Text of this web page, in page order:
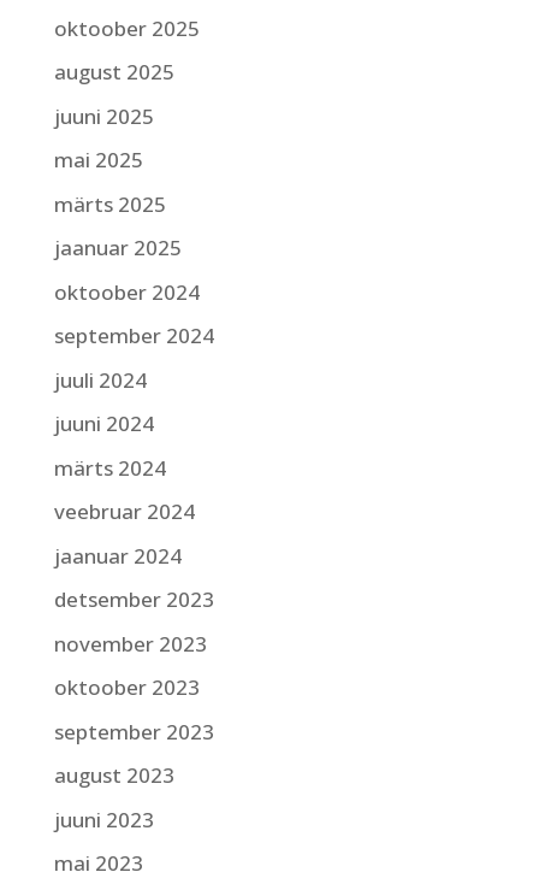
oktoober 2025
august 2025
juuni 2025
mai 2025
märts 2025
jaanuar 2025
oktoober 2024
september 2024
juuli 2024
juuni 2024
märts 2024
veebruar 2024
jaanuar 2024
detsember 2023
november 2023
oktoober 2023
september 2023
august 2023
juuni 2023
mai 2023